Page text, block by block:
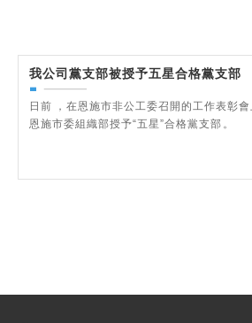
我公司黨支部被授予五星合格黨支部
日前，在恩施市非公工委召開的工作表彰會
恩施市委組織部授予“五星”合格黨支部。